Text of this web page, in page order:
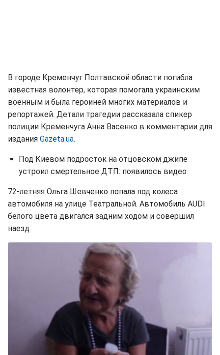
В городе Кременчуг Полтавской области погибла
известная волонтер, которая помогала украинским
военным и была героиней многих материалов и
репортажей. Детали трагедии рассказала спикер
полиции Кременчуга Анна Васенко в комментарии для
издания Gazeta.ua.
Под Киевом подросток на отцовском джипе
устроил смертельное ДТП: появилось видео
72-летняя Ольга Шевченко попала под колеса
автомобиля на улице Театральной. Автомобиль AUDI
белого цвета двигался задним ходом и совершил
наезд.